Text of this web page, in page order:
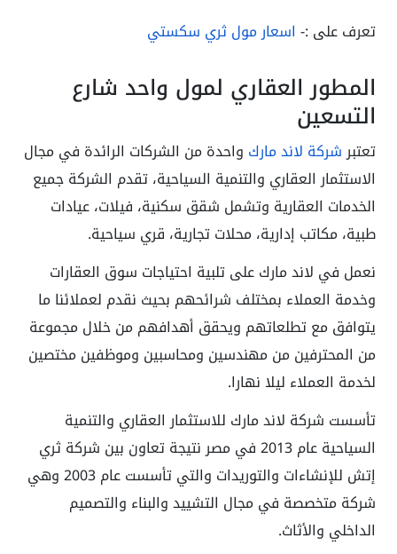
تعرف على :- اسعار مول ثري سكستي
المطور العقاري لمول واحد شارع
التسعين
تعتبرشركة لاند مارك واحدة من الشركات الرائدة في مجال
الاستثمار العقاري والتنمية السياحية، تقدم الشركة جميع
الخدمات العقارية وتشمل شقق سكنية، فيلات، عيادات
طبية، مكاتب إدارية، محلات تجارية، قري سياحية.
نعمل في لاند مارك على تلبية احتياجات سوق العقارات
وخدمة العملاء بمختلف شرائحهم بحيث نقدم لعملائنا ما
يتوافق مع تطلعاتهم ويحقق أهدافهم من خلال مجموعة
من المحترفين من مهندسين ومحاسبين وموظفين مختصين
لخدمة العملاء ليلا نهارا.
تأسست شركة لاند مارك للاستثمار العقاري والتنمية
السياحية عام 2013 في مصر نتيجة تعاون بين شركة ثري
إتش للإنشاءات والتوريدات والتي تأسست عام 2003 وهي
شركة متخصصة في مجال التشييد والبناء والتصميم
الداخلي والأثاث.